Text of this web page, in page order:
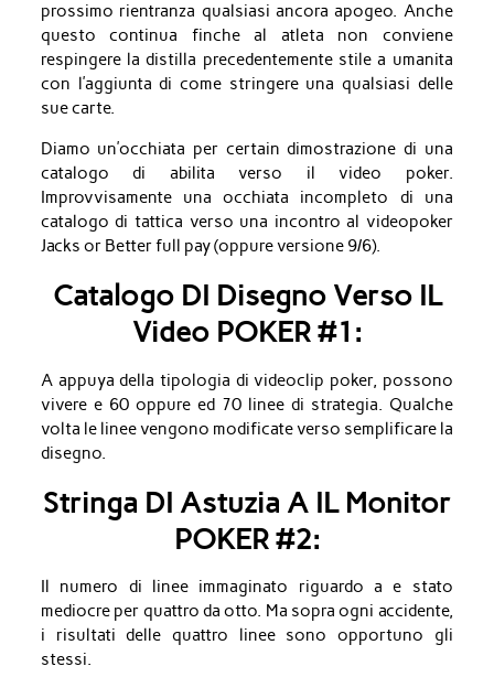
prossimo rientranza qualsiasi ancora apogeo. Anche
questo continua finche al atleta non conviene
respingere la distilla precedentemente stile a umanita
con l’aggiunta di come stringere una qualsiasi delle
sue carte.
Diamo un’occhiata per certain dimostrazione di una
catalogo di abilita verso il video poker.
Improvvisamente una occhiata incompleto di una
catalogo di tattica verso una incontro al videopoker
Jacks or Better full pay (oppure versione 9/6).
Catalogo DI Disegno Verso IL
Video POKER #1:
A appuya della tipologia di videoclip poker, possono
vivere e 60 oppure ed 70 linee di strategia. Qualche
volta le linee vengono modificate verso semplificare la
disegno.
Stringa DI Astuzia A IL Monitor
POKER #2:
Il numero di linee immaginato riguardo a e stato
mediocre per quattro da otto. Ma sopra ogni accidente,
i risultati delle quattro linee sono opportuno gli
stessi.